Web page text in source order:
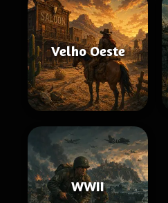
Velho Oeste
WWII